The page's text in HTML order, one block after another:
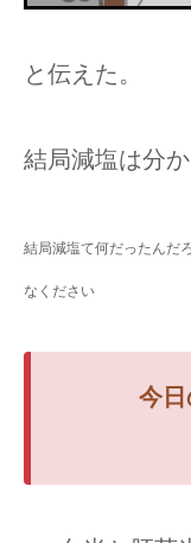
と伝えた。
結局減塩は分
結局減塩て何だったんだ
なください
今